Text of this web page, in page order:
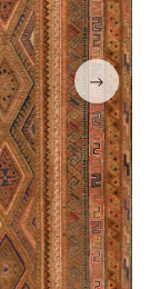
→